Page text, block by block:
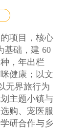
项目，核心
基础，建 60
，年出栏
健康；以文
无界旅行为
主题小镇与
购、宠医服
研合作与乡